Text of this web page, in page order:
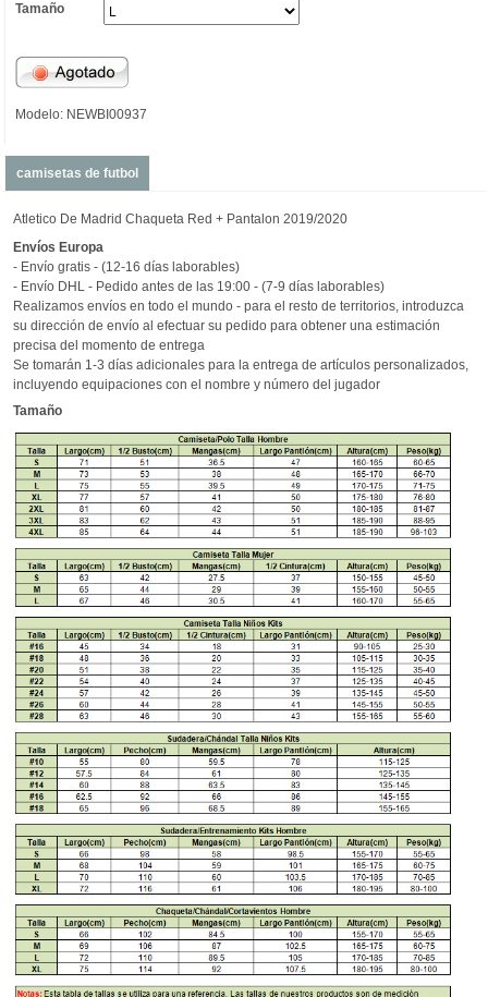
Tamaño
Modelo: NEWBI00937
camisetas de futbol
Atletico De Madrid Chaqueta Red + Pantalon 2019/2020
Envíos Europa
- Envío gratis - (12-16 días laborables)
- Envío DHL - Pedido antes de las 19:00 - (7-9 días laborables)
Realizamos envíos en todo el mundo - para el resto de territorios, introduzca
su dirección de envío al efectuar su pedido para obtener una estimación
precisa del momento de entrega
Se tomarán 1-3 días adicionales para la entrega de artículos personalizados,
incluyendo equipaciones con el nombre y número del jugador
Tamaño